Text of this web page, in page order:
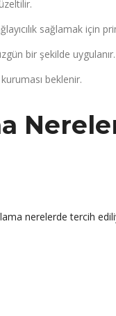
sağlamak için
bir şekilde uygulanır.
beklenir.
nerelerde tercih